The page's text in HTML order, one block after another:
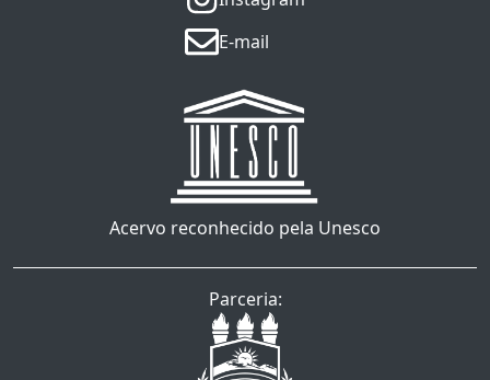
E-mail
Acervo reconhecido pela Unesco
Parceria: